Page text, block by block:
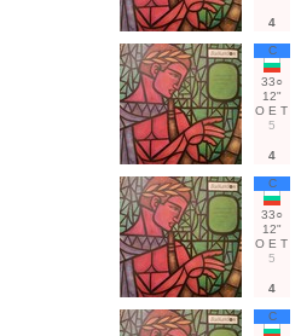
4
С
33○
12"
О Е Т
5
4
С
33○
12"
О Е Т
5
4
С